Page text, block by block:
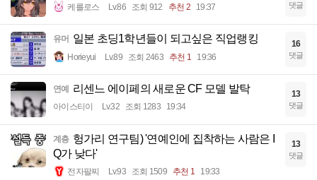
케를로스 Lv.86 조회 912 추천 2 19:37 댓글
유머 일본 초딩1학년들이 되고싶은 직업랭킹
Horieyui Lv.89 조회 2463 추천 1 19:36
16
댓글
연예 리센느 에이페의 새로운 CF 모델 발탁
아이스티이 Lv.32 조회 1283 19:34
13
댓글
계층 헝가리 연구팀) '연예인에 집착하는 사람은 I
Q가 낮다'
전자팔찌 Lv.93 조회 1509 추천 1 19:33
13
댓글